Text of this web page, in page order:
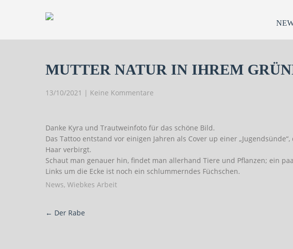
MUTTER NATUR IN IHREM
13/10/2021 | Keine Kommentare
Danke Kyra und Trautweinfoto für das schöne Bild.
Das Tattoo entstand vor einigen Jahren als Cover up einer
Haar verbirgt.
Schaut man genauer hin, findet man allerhand Tiere und Pflanzen; ein
Links um die Ecke ist noch ein schlummerndes Füchschen.
News, Wiebkes Arbeit
Post
navigation
← Der Rabe